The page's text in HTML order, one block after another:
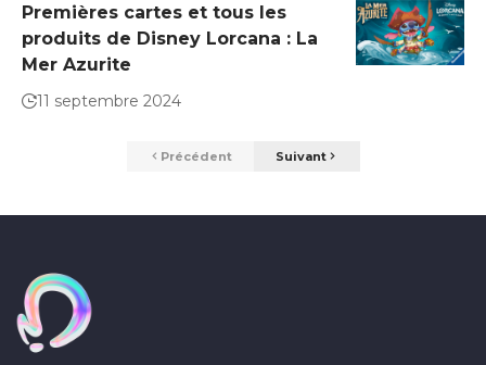
Premières cartes et tous les
produits de Disney Lorcana : La
Mer Azurite
11 septembre 2024
Précédent Suivant